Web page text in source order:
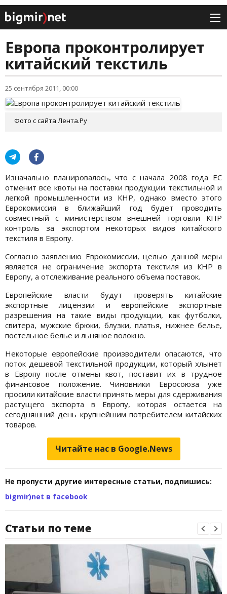
Европа проконтролирует
китайский текстиль
25 сентября 2011, 00:00
Фото с сайта Лента.Ру
Изначально планировалось, что с начала 2008 года ЕС
отменит все квоты на поставки продукции текстильной и
легкой промышленности из КНР, однако вместо этого
Еврокомиссия в ближайший год будет проводить
совместный с министерством внешней торговли КНР
контроль за экспортом некоторых видов китайского
текстиля в Европу.
Согласно заявлению Еврокомиссии, целью данной меры
является не ограничение экспорта текстиля из КНР в
Европу, а отслеживание реального объема поставок.
Европейские власти будут проверять китайские
экспортные лицензии и европейские экспортные
разрешения на такие виды продукции, как футболки,
свитера, мужские брюки, блузки, платья, нижнее белье,
постельное белье и льняное волокно.
Некоторые европейские производители опасаются, что
поток дешевой текстильной продукции, который хлынет
в Европу после отмены квот, поставит их в трудное
финансовое положение. Чиновники Евросоюза уже
просили китайские власти принять меры для сдерживания
растущего экспорта в Европу, которая остается на
сегодняшний день крупнейшим потребителем китайских
товаров.
Читайте нас в Google.News
Не пропусти другие интересные статьи, подпишись:
bigmir)net в facebook
Статьи по теме